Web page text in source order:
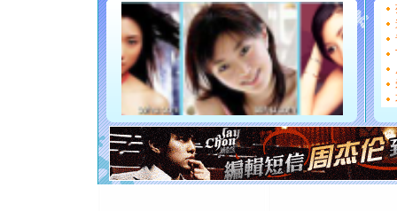
能正大
都要快乐
[圣诞节]
如意,快
[元旦]
看
断电。
你是我
[元旦]如
起；二是
离。水晶
[元旦]当